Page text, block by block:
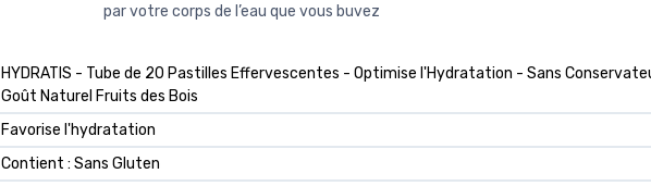
par votre corps de l’eau que vous buvez
‎HYDRATIS - Tube de 20 Pastilles Effervescentes - Optimise l'Hydratation - Sans
Goût Naturel Fruits des Bois
‎Favorise l'hydratation
‎Contient : Sans Gluten